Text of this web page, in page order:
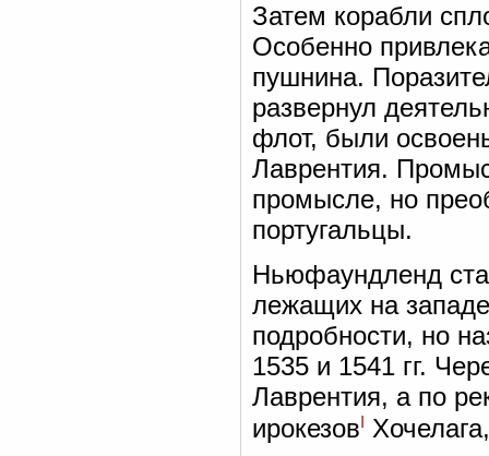
Затем корабли
Особенно
пушнина.
развернул
флот, были
Лаврентия.
промысле, но
португальцы.
Ньюфаундленд
лежащих на
подробности, но
1535 и 1541 гг.
Лаврентия, а по
ирокезовI